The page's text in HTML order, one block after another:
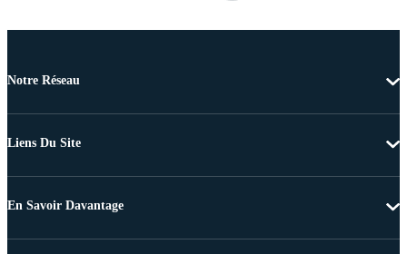
Notre Réseau
Liens Du Site
En Savoir Davantage